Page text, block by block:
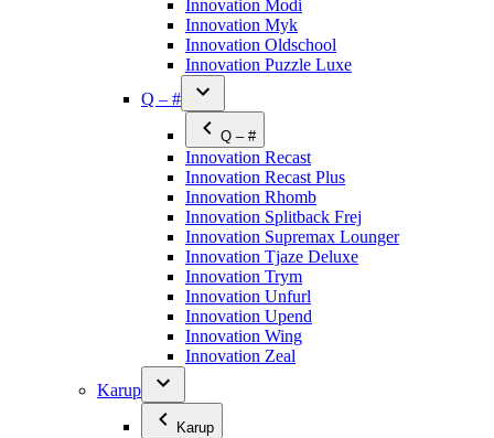
Innovation Modi
Innovation Myk
Innovation Oldschool
Innovation Puzzle Luxe
Q – #
Q – #
Innovation Recast
Innovation Recast Plus
Innovation Rhomb
Innovation Splitback Frej
Innovation Supremax Lounger
Innovation Tjaze Deluxe
Innovation Trym
Innovation Unfurl
Innovation Upend
Innovation Wing
Innovation Zeal
Karup
Karup